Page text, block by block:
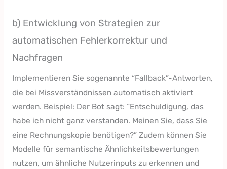
b) Entwicklung von Strategien zur
automatischen Fehlerkorrektur und
Nachfragen
Implementieren Sie sogenannte “Fallback”-Antworten,
die bei Missverständnissen automatisch aktiviert
werden. Beispiel: Der Bot sagt: “Entschuldigung, das
habe ich nicht ganz verstanden. Meinen Sie, dass Sie
eine Rechnungskopie benötigen?” Zudem können Sie
Modelle für semantische Ähnlichkeitsbewertungen
nutzen, um ähnliche Nutzerinputs zu erkennen und